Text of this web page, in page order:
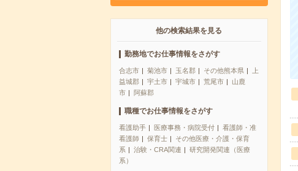
他の検索結果を見る
勤務地でお仕事情報をさがす
合志市 菊池市 玉名郡 その他熊本県
上
益城郡
宇土市 宇城市 荒尾市
山鹿
市
阿蘇郡
職種でお仕事情報をさがす
看護助手 医療事務・病院受付
看護師・准
看護師
保育士
その他医療・介護・保育
系
治験・CRA関連
研究開発関連（医療
系）